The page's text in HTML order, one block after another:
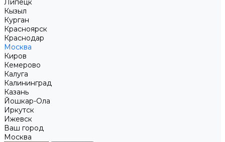
Липецк
Кызыл
Курган
Красноярск
Краснодар
Москва
Киров
Кемерово
Калуга
Калининград
Казань
Йошкар-Ола
Иркутск
Ижевск
Ваш город
Москва